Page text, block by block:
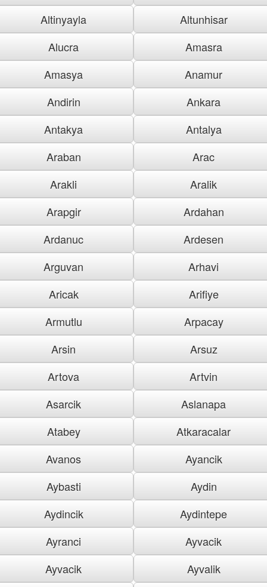
Altinyayla
Altunhisar
Alucra
Amasra
Amasya
Anamur
Andirin
Ankara
Antakya
Antalya
Araban
Arac
Arakli
Aralik
Arapgir
Ardahan
Ardanuc
Ardesen
Arguvan
Arhavi
Aricak
Arifiye
Armutlu
Arpacay
Arsin
Arsuz
Artova
Artvin
Asarcik
Aslanapa
Atabey
Atkaracalar
Avanos
Ayancik
Aybasti
Aydin
Aydincik
Aydintepe
Ayranci
Ayvacik
Ayvacik
Ayvalik